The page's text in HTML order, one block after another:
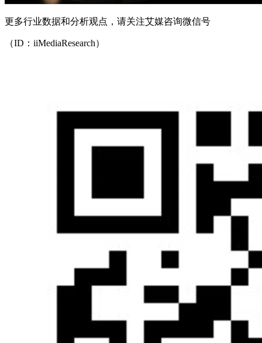
更多行业数据和分析观点，请关注艾媒咨询微信号
（ID：iiMediaResearch）